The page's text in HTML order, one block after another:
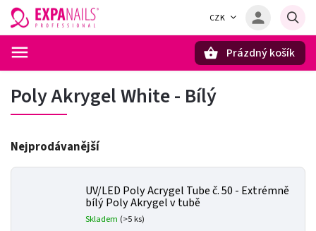
CZK
Prázdný košík
Poly Akrygel White - Bílý
Nejprodávanější
UV/LED Poly Acrygel Tube č. 50 - Extrémně
bílý Poly Akrygel v tubě
Skladem (>5 ks)